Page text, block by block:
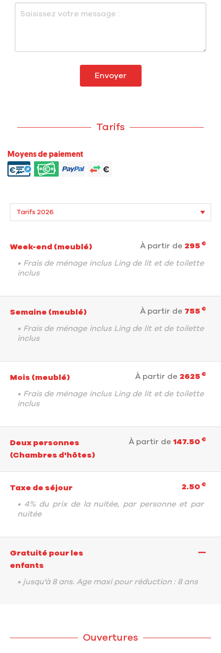
Envoyer
Tarifs
Moyens de paiement
Week-end (meublé) À partir de 295 €
• Frais de ménage inclus Ling de lit et de toilette
inclus
Semaine (meublé) À partir de 755 €
• Frais de ménage inclus Ling de lit et de toilette
inclus
Mois (meublé) À partir de 2625 €
• Frais de ménage inclus Ling de lit et de toilette
inclus
Deux personnes
(Chambres d'hôtes)
À partir de 147.50 €
Taxe de séjour 2.50 €
• 4% du prix de la nuitée, par personne et par
nuitée
Gratuité pour les
enfants
—
• jusqu'à 8 ans. Age maxi pour réduction : 8 ans
Ouvertures